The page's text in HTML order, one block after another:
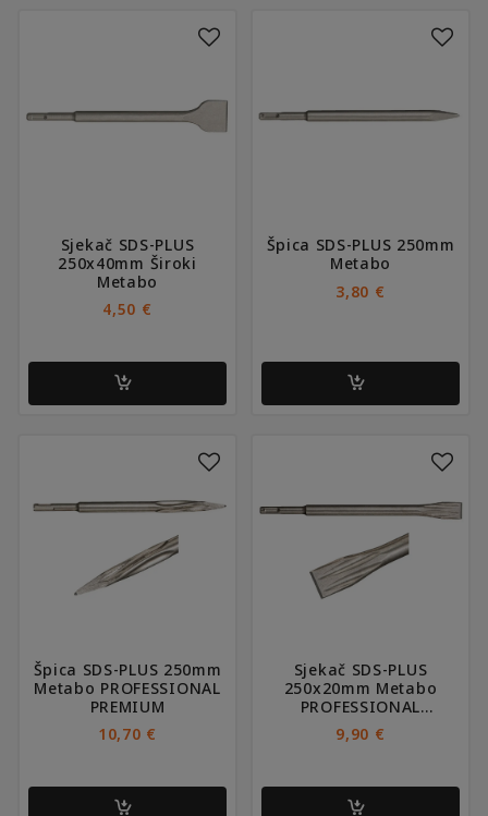
Sjekač SDS-PLUS
250x40mm Široki
Metabo
4,50 €
Špica SDS-PLUS 250mm
Metabo
3,80 €
Špica SDS-PLUS 250mm
Metabo PROFESSIONAL
PREMIUM
10,70 €
Sjekač SDS-PLUS
250x20mm Metabo
PROFESSIONAL
PREMIUM
9,90 €